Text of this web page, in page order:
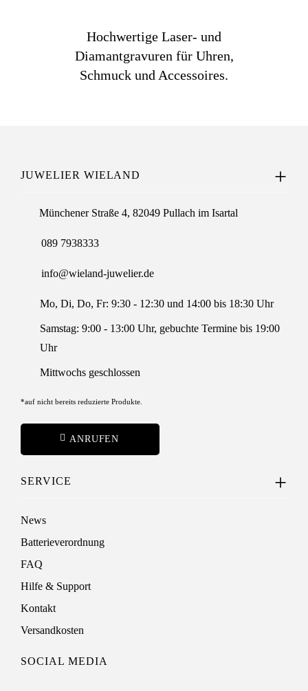
Hochwertige Laser- und
Diamantgravuren für Uhren,
Schmuck und Accessoires.
JUWELIER WIELAND
Münchener Straße 4, 82049 Pullach im Isartal
089 7938333
info@wieland-juwelier.de
Mo, Di, Do, Fr: 9:30 - 12:30 und 14:00 bis 18:30 Uhr
Samstag: 9:00 - 13:00 Uhr, gebuchte Termine bis 19:00
Uhr
Mittwochs geschlossen
*auf nicht bereits reduzierte Produkte.
ANRUFEN
SERVICE
News
Batterieverordnung
FAQ
Hilfe & Support
Kontakt
Versandkosten
SOCIAL MEDIA